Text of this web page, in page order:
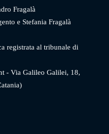
Fragalà
e Stefania Fragalà
registrata al tribunale di
- Via Galileo Galilei, 18,